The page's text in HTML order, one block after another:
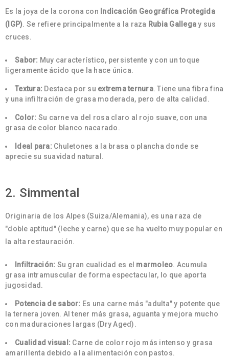
Es la joya de la corona con Indicación Geográfica Protegida
(IGP). Se refiere principalmente a la raza Rubia Gallegay sus
cruces.
Sabor: Muy característico, persistente y con un toque
ligeramente ácido que la hace única.
Textura: Destaca por su extrema ternura. Tiene una fibra fina
y una infiltración de grasa moderada, pero de alta calidad.
Color: Su carne va del rosa claro al rojo suave, con una
grasa de color blanco nacarado.
Ideal para: Chuletones a la brasa o plancha donde se
aprecie su suavidad natural.
2. Simmental
Originaria de los Alpes (Suiza/Alemania), es una raza de
"doble aptitud" (leche y carne) que se ha vuelto muy popular en
la alta restauración.
Infiltración: Su gran cualidad es el marmoleo. Acumula
grasa intramuscular de forma espectacular, lo que aporta
jugosidad.
Potencia de sabor: Es una carne más "adulta" y potente que
la ternera joven. Al tener más grasa, aguanta y mejora mucho
con maduraciones largas (Dry Aged).
Cualidad visual: Carne de color rojo más intenso y grasa
amarillenta debido a la alimentación con pastos.